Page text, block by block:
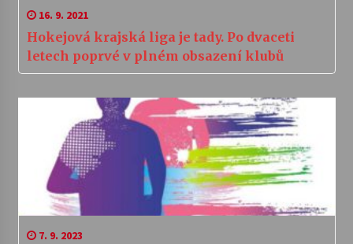
16. 9. 2021
Hokejová krajská liga je tady. Po dvaceti
letech poprvé v plném obsazení klubů
7. 9. 2023